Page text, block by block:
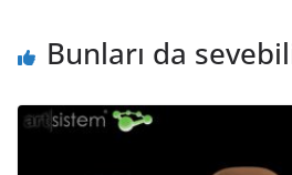
Bunları da